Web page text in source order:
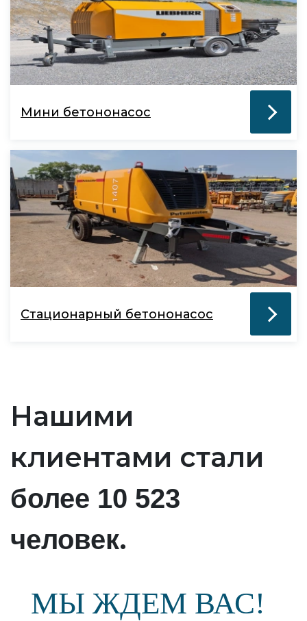
Мини бетононасос
Стационарный бетононасос
Нашими
клиентами стали
более 10 523
человек.
МЫ ЖДЕМ ВАС!